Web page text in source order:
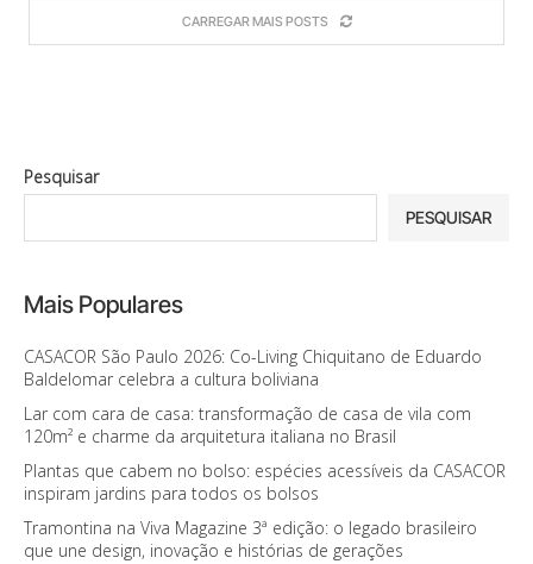
CARREGAR MAIS POSTS
Pesquisar
PESQUISAR
Mais Populares
CASACOR São Paulo 2026: Co-Living Chiquitano de Eduardo
Baldelomar celebra a cultura boliviana
Lar com cara de casa: transformação de casa de vila com
120m² e charme da arquitetura italiana no Brasil
Plantas que cabem no bolso: espécies acessíveis da CASACOR
inspiram jardins para todos os bolsos
Tramontina na Viva Magazine 3ª edição: o legado brasileiro
que une design, inovação e histórias de gerações